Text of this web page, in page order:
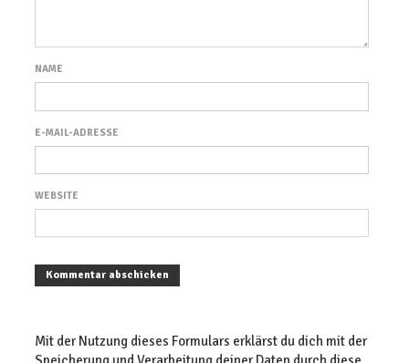
NAME
E-MAIL-ADRESSE
WEBSITE
Mit der Nutzung dieses Formulars erklärst du dich mit der